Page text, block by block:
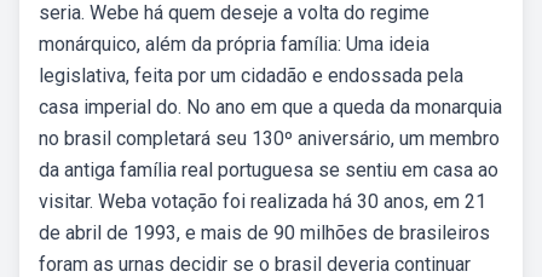
seria. Webe há quem deseje a volta do regime
monárquico, além da própria família: Uma ideia
legislativa, feita por um cidadão e endossada pela
casa imperial do. No ano em que a queda da monarquia
no brasil completará seu 130º aniversário, um membro
da antiga família real portuguesa se sentiu em casa ao
visitar. Weba votação foi realizada há 30 anos, em 21
de abril de 1993, e mais de 90 milhões de brasileiros
foram as urnas decidir se o brasil deveria continuar